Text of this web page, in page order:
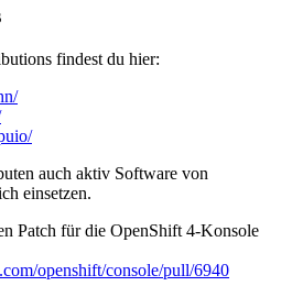
findest du hier:
auch aktiv Software von
einsetzen.
Patch für die OpenShift 4-Konsole
openshift/console/pull/6940